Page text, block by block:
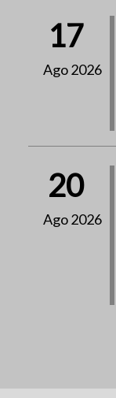
17
Ago 2026
20
Ago 2026